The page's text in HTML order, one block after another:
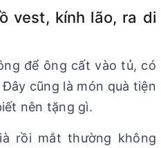
vest, kính lão, ra di
để ông cất vào tủ, có
cũng là món quà tiện
nên tặng gì.
rồi mắt thường không